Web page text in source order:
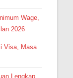
Wage,
2026
Visa, Masa
Lengkap